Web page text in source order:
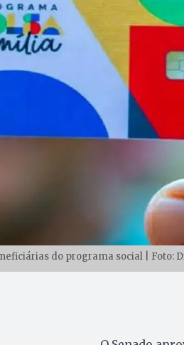
do programa social | Foto: